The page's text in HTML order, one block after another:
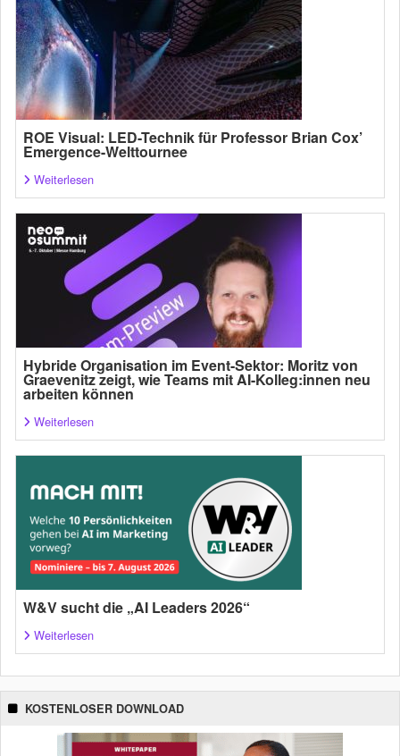
ROE Visual: LED-Technik für Professor Brian Cox’
Emergence-Welttournee
Weiterlesen
Hybride Organisation im Event-Sektor: Moritz von
Graevenitz zeigt, wie Teams mit AI-Kolleg:innen neu
arbeiten können
Weiterlesen
W&V sucht die „AI Leaders 2026“
Weiterlesen
KOSTENLOSER DOWNLOAD